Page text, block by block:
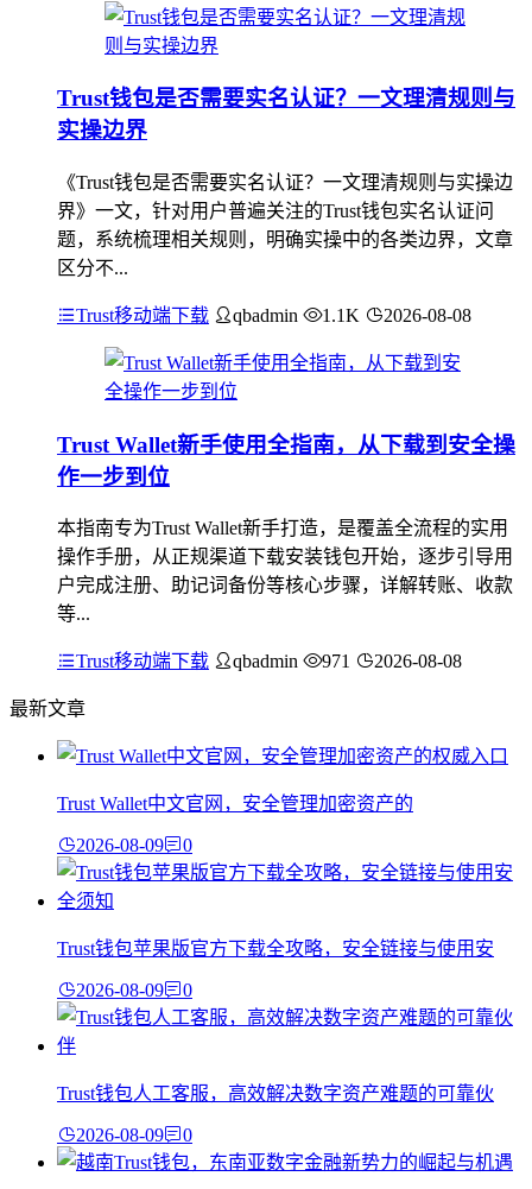
Trust钱包是否需要实名认证？一文理清规则与
实操边界
《Trust钱包是否需要实名认证？一文理清规则与实操边
界》一文，针对用户普遍关注的Trust钱包实名认证问
题，系统梳理相关规则，明确实操中的各类边界，文章
区分不...
Trust移动端下载 qbadmin 1.1K 2026-08-08
Trust Wallet新手使用全指南，从下载到安全操
作一步到位
本指南专为Trust Wallet新手打造，是覆盖全流程的实用
操作手册，从正规渠道下载安装钱包开始，逐步引导用
户完成注册、助记词备份等核心步骤，详解转账、收款
等...
Trust移动端下载 qbadmin 971 2026-08-08
最新文章
Trust Wallet中文官网，安全管理加密资产的
2026-08-09 0
Trust钱包苹果版官方下载全攻略，安全链接与使用安
2026-08-09 0
Trust钱包人工客服，高效解决数字资产难题的可靠伙
2026-08-09 0